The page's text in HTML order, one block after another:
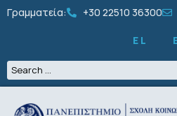
Γραμματεία: +30 22510 36300
EL